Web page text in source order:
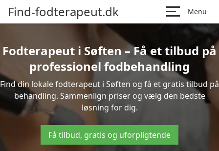
Find-fodterapeut.dk Menu
Fodterapeut i Søften – Få et tilbud på
professionel fodbehandling
Find din lokale fodterapeut i Søften og få et gratis tilbud på
behandling. Sammenlign priser og vælg den bedste
løsning for dig.
Få tilbud, gratis og uforpligtende